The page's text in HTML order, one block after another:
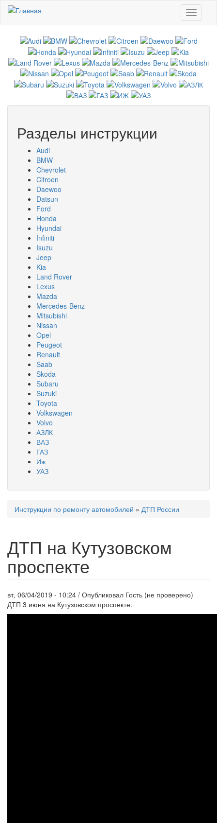
Перейти к основному содержанию
Toggle
Разделы инструкции
Audi
BMW
Chevrolet
Citroen
Daewoo
Datsun
Ford
Honda
Hyundai
Infiniti
Isuzu
Jeep
Kia
Land Rover
Lexus
Mazda
Mercedes-Benz
Mitsubishi
Nissan
Opel
Peugeot
Renault
Saab
Skoda
Subaru
Suzuki
Toyota
Volkswagen
Volvo
АЗЛК
ВАЗ
ГАЗ
Иж
УАЗ
Вы здесь
Инструкции по ремонту автомобилей » ДТП России
ДТП на Кутузовском
проспекте
вт, 06/04/2019 - 10:24 / Опубликовал Гость (не проверено)
ДТП 3 июня на Кутузовском проспекте.